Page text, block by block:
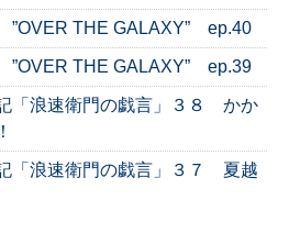
”OVER THE GALAXY” ep.40
”OVER THE GALAXY” ep.39
「浪速衛門の戯言」３８ かか
「浪速衛門の戯言」３７ 夏越